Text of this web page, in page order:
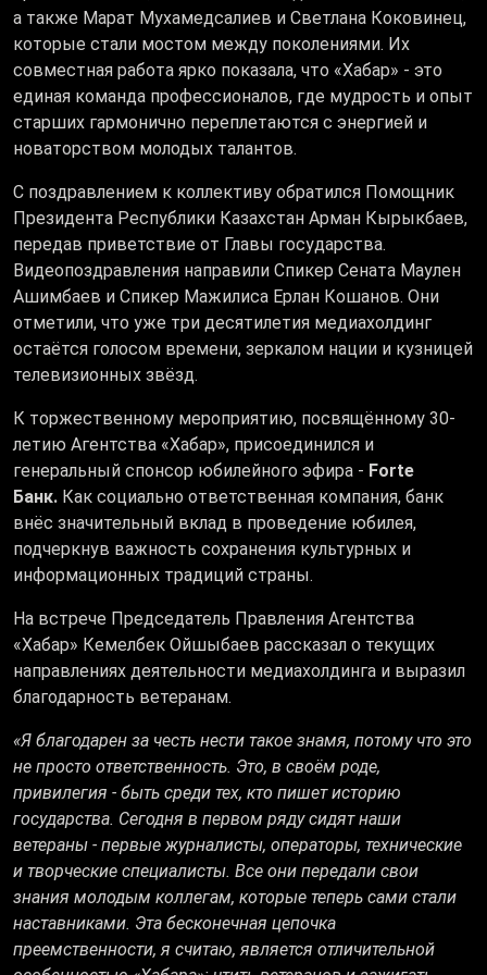
а также Марат Мухамедсалиев и Светлана Коковинец,
которые стали мостом между поколениями. Их
совместная работа ярко показала, что «Хабар» - это
единая команда профессионалов, где мудрость и опыт
старших гармонично переплетаются с энергией и
новаторством молодых талантов.
С поздравлением к коллективу обратился Помощник
Президента Республики Казахстан Арман Кырыкбаев,
передав приветствие от Главы государства.
Видеопоздравления направили Спикер Сената Маулен
Ашимбаев и Спикер Мажилиса Ерлан Кошанов. Они
отметили, что уже три десятилетия медиахолдинг
остаётся голосом времени, зеркалом нации и кузницей
телевизионных звёзд.
К торжественному мероприятию, посвящённому 30-
летию Агентства «Хабар», присоединился и
генеральный спонсор юбилейного эфира - Forte
Банк. Как социально ответственная компания, банк
внёс значительный вклад в проведение юбилея,
подчеркнув важность сохранения культурных и
информационных традиций страны.
На встрече Председатель Правления Агентства
«Хабар» Кемелбек Ойшыбаев рассказал о текущих
направлениях деятельности медиахолдинга и выразил
благодарность ветеранам.
«Я благодарен за честь нести такое знамя, потому что это
не просто ответственность. Это, в своём роде,
привилегия - быть среди тех, кто пишет историю
государства. Сегодня в первом ряду сидят наши
ветераны - первые журналисты, операторы, технические
и творческие специалисты. Все они передали свои
знания молодым коллегам, которые теперь сами стали
наставниками. Эта бесконечная цепочка
преемственности, я считаю, является отличительной